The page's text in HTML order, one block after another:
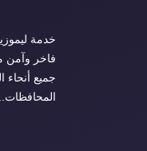
خدمة
فاخر وآمن
جميع أنحاء